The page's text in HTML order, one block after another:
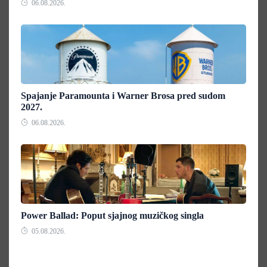
06.08.2026.
Spajanje Paramounta i Warner Brosa pred sudom
2027.
06.08.2026.
Power Ballad: Poput sjajnog muzičkog singla
05.08.2026.